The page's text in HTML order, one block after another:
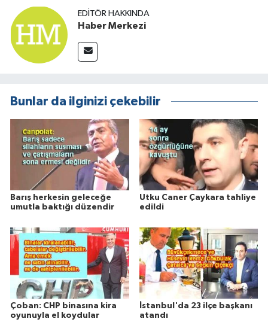
EDITÖR HAKKINDA
Haber Merkezi
Bunlar da ilginizi çekebilir
Barış herkesin geleceğe
umutla baktığı düzendir
Utku Caner Çaykara tahliye
edildi
Çoban: CHP binasına kira
oyunuyla el koydular
İstanbul'da 23 ilçe başkanı
atandı